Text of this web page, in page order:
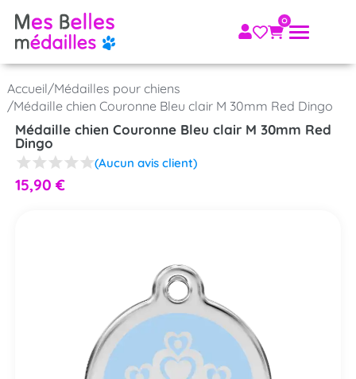
Accueil/Médailles pour chiens
/Médaille chien Couronne Bleu clair M 30mm Red Dingo
Médaille chien Couronne Bleu clair M 30mm Red
Dingo
(Aucun avis client)
15,90 €